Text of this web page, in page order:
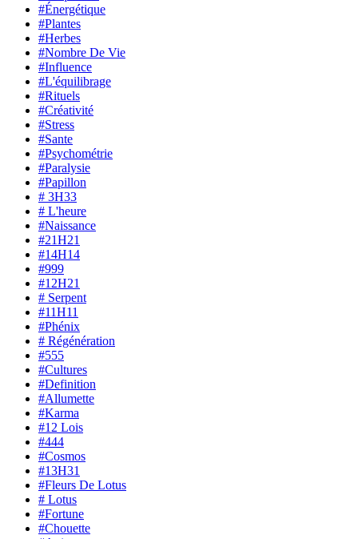
#Énergétique
#Plantes
#Herbes
#Nombre De Vie
#Influence
#L'équilibrage
#Rituels
#Créativité
#Stress
#Sante
#Psychométrie
#Paralysie
#Papillon
# 3H33
# L'heure
#Naissance
#21H21
#14H14
#999
#12H21
# Serpent
#11H11
#Phénix
# Régénération
#555
#Cultures
#Definition
#Allumette
#Karma
#12 Lois
#444
#Cosmos
#13H31
#Fleurs De Lotus
# Lotus
#Fortune
#Chouette